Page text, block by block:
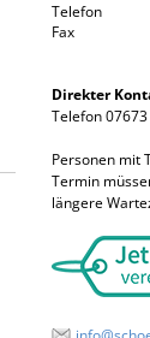
Telefon
Fax
Direkter
Telefon
Personen mit
Termin
längere